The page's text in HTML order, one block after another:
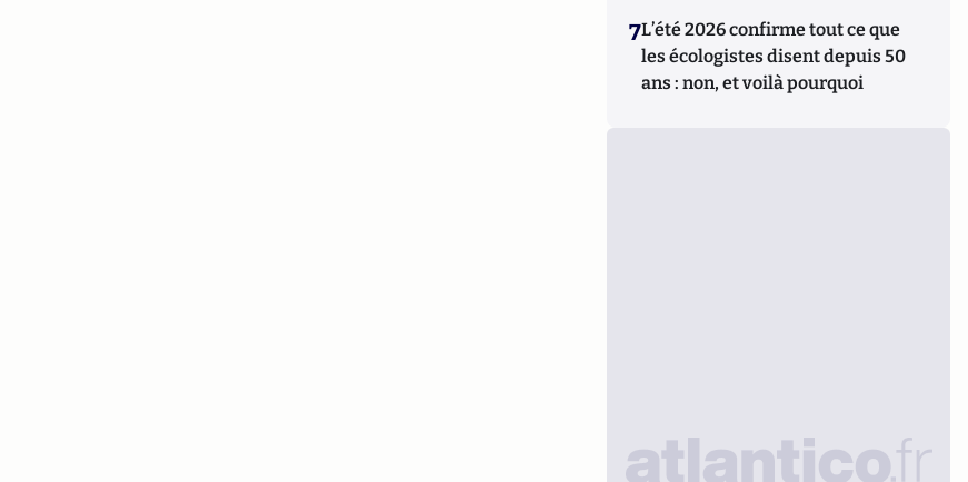
7L’été 2026 confirme tout ce que
les écologistes disent depuis 50
ans : non, et voilà pourquoi